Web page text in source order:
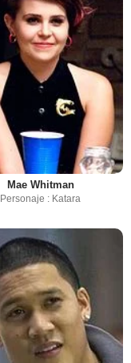
Mae Whitman
Personaje : Katara